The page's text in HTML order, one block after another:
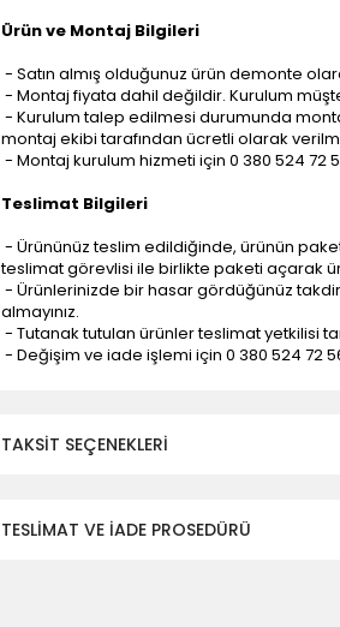
Ürün ve Montaj Bilgileri
- Satın almış olduğunuz ürün demonte
- Montaj fiyata dahil değildir. Kurulum
- Kurulum talep edilmesi durumunda
montaj ekibi tarafından ücretli olarak
- Montaj kurulum hizmeti için 0 380 524 72
Teslimat Bilgileri
- Ürününüz teslim edildiğinde, ürünün
teslimat görevlisi ile birlikte paketi açarak
- Ürünlerinizde bir hasar gördüğünüz
almayınız.
- Tutanak tutulan ürünler teslimat yetkilisi
- Değişim ve iade işlemi için 0 380 524 72
TAKSIT SEÇENEKLERI
TESLİMAT VE İADE PROSEDÜRÜ